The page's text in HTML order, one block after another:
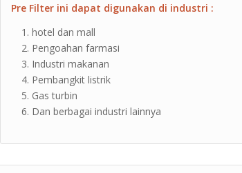
Pre Filter ini dapat digunakan di industri :
hotel dan mall
Pengoahan farmasi
Industri makanan
Pembangkit listrik
Gas turbin
Dan berbagai industri lainnya